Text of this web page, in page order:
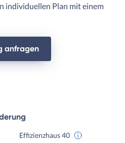
individuellen Plan mit einem
anfragen
Effizienzhaus 40